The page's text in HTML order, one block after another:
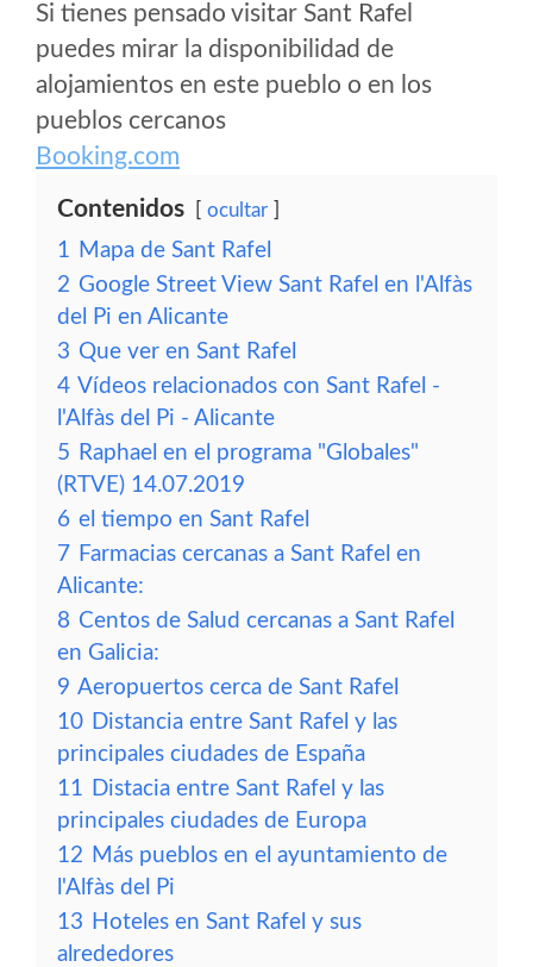
Si tienes pensado visitar Sant Rafel
puedes mirar la disponibilidad de
alojamientos en este pueblo o en los
pueblos cercanos
Booking.com
Contenidos ocultar
1 Mapa de Sant Rafel
2 Google Street View Sant Rafel en l'Alfàs
del Pi en Alicante
3 Que ver en Sant Rafel
4 Vídeos relacionados con Sant Rafel -
l'Alfàs del Pi - Alicante
5 Raphael en el programa "Globales"
(RTVE) 14.07.2019
6 el tiempo en Sant Rafel
7 Farmacias cercanas a Sant Rafel en
Alicante:
8 Centos de Salud cercanas a Sant Rafel
en Galicia:
9 Aeropuertos cerca de Sant Rafel
10 Distancia entre Sant Rafel y las
principales ciudades de España
11 Distacia entre Sant Rafel y las
principales ciudades de Europa
12 Más pueblos en el ayuntamiento de
l'Alfàs del Pi
13 Hoteles en Sant Rafel y sus
alrededores